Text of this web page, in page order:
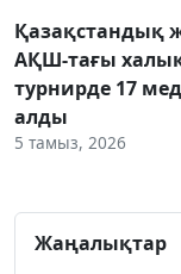
Қазақстандық
АҚШ-тағы
турнирде 17
алды
5 тамыз, 2026
Жаңалықтар